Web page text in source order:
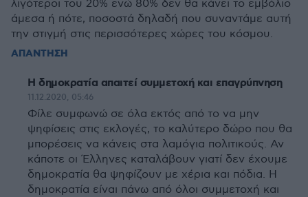
λιγότεροι του 20% ενώ 80% δεν θα κάνει το εμβόλιο
άμεσα ή πότε, ποσοστά δηλαδή που συναντάμε αυτή
την στιγμή στις περισσότερες χώρες του κόσμου.
ΑΠΑΝΤΗΣΗ
Η δημοκρατία απαιτεί συμμετοχή και επαγρύπνηση
11.12.2020, 05:46
Φίλε συμφωνώ σε όλα εκτός από το να μην
ψηφίσεις στις εκλογές, το καλύτερο δώρο που θα
μπορέσεις να κάνεις στα λαμόγια πολιτικούς. Αν
κάποτε οι Έλληνες καταλάβουν γιατί δεν έχουμε
δημοκρατία θα ψηφίζουν με χέρια και πόδια. Η
δημοκρατία είναι πάνω από όλοι συμμετοχή και